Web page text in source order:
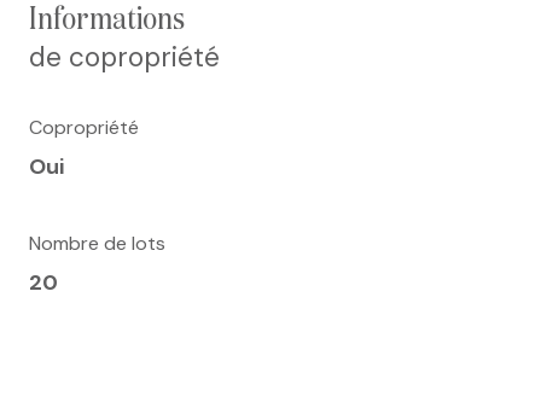
informations
de copropriété
Copropriété
Oui
Nombre de lots
20